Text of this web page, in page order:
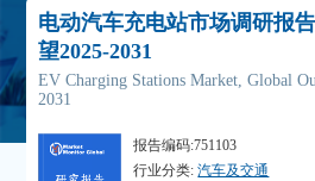
电动汽车充电站市场调研报
望2025-2031
EV Charging Stations Market, Global
2031
报告编码:751103
行业分类:汽车及交通